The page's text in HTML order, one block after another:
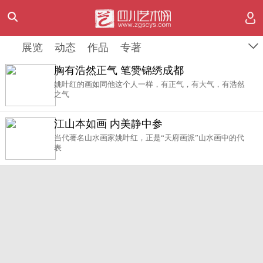
姚叶红 -动态
展览 动态 作品
专著
胸有浩然正气 笔赞锦绣成都
姚叶红的画如同他这个人一样，有正气，有大气，有浩然
之气
江山本如画 内美静中参
当代著名山水画家姚叶红，正是“天府画派”山水画中的代
表
展览 动态 作品 专著